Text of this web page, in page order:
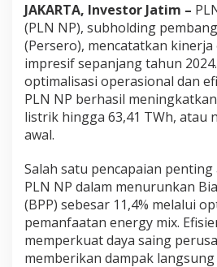
JAKARTA, Investor Jatim –
(PLN NP), subholding
(Persero), mencatatkan
impresif sepanjang tahun
optimalisasi operasional dan
PLN NP berhasil
listrik hingga 63,41 TWh, atau
awal.
Salah satu pencapaian
PLN NP dalam menurunkan
(BPP) sebesar 11,4% melalui
pemanfaatan energy mix.
memperkuat daya saing
memberikan dampak